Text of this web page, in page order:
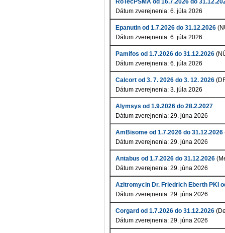
RoTecPSMA od 16.7.2026 do
Dátum zverejnenia: 6. júla 2026
Epanutin od 1.7.2026 do 31.12.2026
Dátum zverejnenia: 6. júla 2026
Pamifos od 1.7.2026 do 31.12.2026
Dátum zverejnenia: 6. júla 2026
Calcort od 3. 7. 2026 do 3. 12. 2026
Dátum zverejnenia: 3. júla 2026
Alymsys od 1.9.2026 do 28.2.2027
Dátum zverejnenia: 29. júna 2026
AmBisome od 1.7.2026 do 31.12.2026
Dátum zverejnenia: 29. júna 2026
Antabus od 1.7.2026 do 31.12.2026
Dátum zverejnenia: 29. júna 2026
Azitromycin Dr. Friedrich Eberth PKI
Dátum zverejnenia: 29. júna 2026
Corgard od 1.7.2026 do 31.12.2026
Dátum zverejnenia: 29. júna 2026